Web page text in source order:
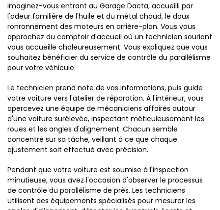
Imaginez-vous entrant au Garage Dacta, accueilli par
l'odeur familière de l'huile et du métal chaud, le doux
ronronnement des moteurs en arrière-plan. Vous vous
approchez du comptoir d'accueil où un technicien souriant
vous accueille chaleureusement. Vous expliquez que vous
souhaitez bénéficier du service de contrôle du parallélisme
pour votre véhicule.
Le technicien prend note de vos informations, puis guide
votre voiture vers l'atelier de réparation. À l'intérieur, vous
apercevez une équipe de mécaniciens affairés autour
d'une voiture surélevée, inspectant méticuleusement les
roues et les angles d'alignement. Chacun semble
concentré sur sa tâche, veillant à ce que chaque
ajustement soit effectué avec précision.
Pendant que votre voiture est soumise à l'inspection
minutieuse, vous avez l'occasion d'observer le processus
de contrôle du parallélisme de près. Les techniciens
utilisent des équipements spécialisés pour mesurer les